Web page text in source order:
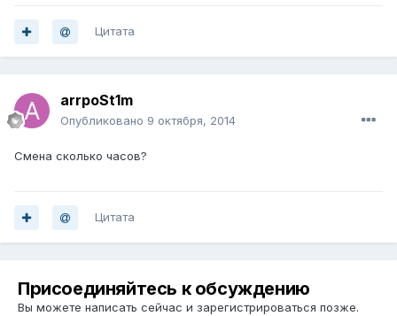
Цитата
arrpoSt1m
Опубликовано 9 октября, 2014
Смена сколько часов?
Цитата
Присоединяйтесь к обсуждению
Вы можете написать сейчас и зарегистрироваться позже.